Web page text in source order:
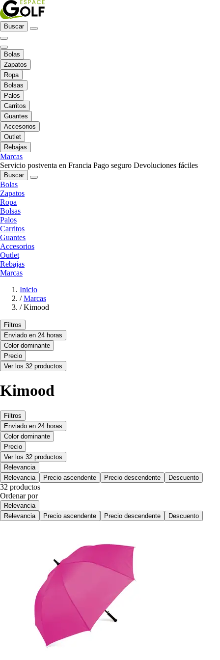
Buscar
Bolas
Zapatos
Ropa
Bolsas
Palos
Carritos
Guantes
Accesorios
Outlet
Rebajas
Marcas
Servicio postventa en Francia Pago seguro Devoluciones fáciles
Buscar
Bolas
Zapatos
Ropa
Bolsas
Palos
Carritos
Guantes
Accesorios
Outlet
Rebajas
Marcas
Inicio
/ Marcas
/ Kimood
Filtros
Enviado en 24 horas
Color dominante
Precio
Ver los 32 productos
Kimood
Filtros
Enviado en 24 horas
Color dominante
Precio
Ver los 32 productos
Relevancia
Relevancia
Precio ascendente Precio descendente Descuento
32 productos
Ordenar por
Relevancia
Relevancia
Precio ascendente Precio descendente Descuento